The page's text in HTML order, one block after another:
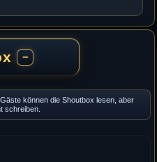
−
können die Shoutbox lesen, aber
schreiben.